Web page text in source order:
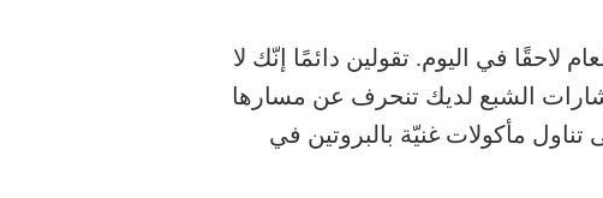
لاحقًا في اليوم. تقولين دائمًا إنّك لا
الشبع لديك تنحرف عن مسارها
مأكولات غنيّة بالبروتين في